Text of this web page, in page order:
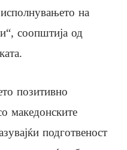
на
соопштија од
позитивно
македонските
подготвеност